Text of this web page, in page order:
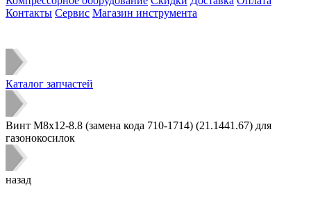
Контакты Сервис Магазин инструмента
Каталог запчастей
Винт M8х12-8.8 (замена кода 710-1714) (21.1441.67) для
газонокосилок
назад